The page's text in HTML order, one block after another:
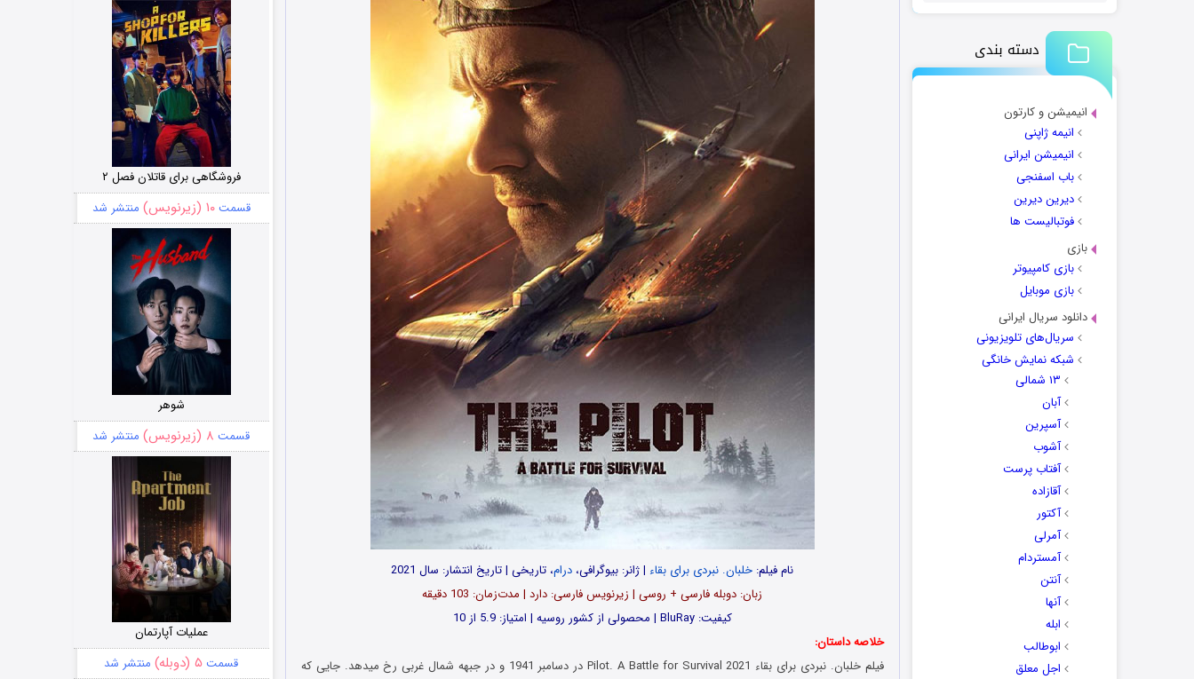
دسته بندی
انیمیشن و کارتون
انیمه ژاپنی
انیمیشن ایرانی
باب اسفنجی
دیرین دیرین
فوتبالیست ها
بازی
بازی کامپیوتر
بازی موبایل
دانلود سریال ایرانی
سریال‌های تلویزیونی
شبکه نمایش خانگی
۱۳ شمالی
آبان
آسپرین
آشوب
آفتاب پرست
آقازاده
آکتور
آمرلی
آمستردام
آنتن
آنها
ابله
ابوطالب
اجل معلق
نام فیلم: خلبان. نبردی برای بقاء| ژانر: بیوگرافی، درام، تاریخی | تاریخ انتشار: سال 2021
زبان: دوبله فارسی + روسی | زیرنویس فارسی: دارد | مدت‌زمان: 103 دقیقه
کیفیت: BluRay | محصولی از کشور روسیه | امتیاز: 5.9 از 10
خلاصه داستان:
فیلم خلبان. نبردی برای بقاء Pilot. A Battle for Survival 2021 در دسامبر 1941 و در جبهه شمال غربی رخ میدهد. جایی که
فروشگاهی برای قاتلان فصل ۲
قسمت۱۰ (زیرنویس) منتشر شد
شوهر
قسمت ۸ (زیرنویس) منتشر شد
عملیات آپارتمان
قسمت ۵ (دوبله) منتشر شد